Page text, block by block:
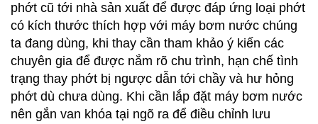
phớt cũ tới nhà sản xuất để được đáp ứng loại phớt
có kích thước thích hợp với máy bơm nước chúng
ta đang dùng, khi thay cần tham khảo ý kiến các
chuyên gia để được nắm rõ chu trình, hạn chế tình
trạng thay phớt bị ngược dẫn tới chầy và hư hỏng
phớt dù chưa dùng. Khi cần lắp đặt máy bơm nước
nên gắn van khóa tại ngõ ra để điều chỉnh lưu